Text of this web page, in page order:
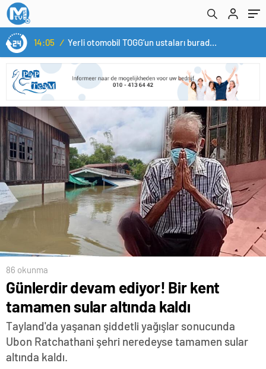
14:05 / Yerli otomobil TOGG’un ustaları burada yetişecek
86 okunma
Günlerdir devam ediyor! Bir kent
tamamen sular altında kaldı
Tayland'da yaşanan şiddetli yağışlar sonucunda
Ubon Ratchathani şehri neredeyse tamamen sular
altında kaldı.